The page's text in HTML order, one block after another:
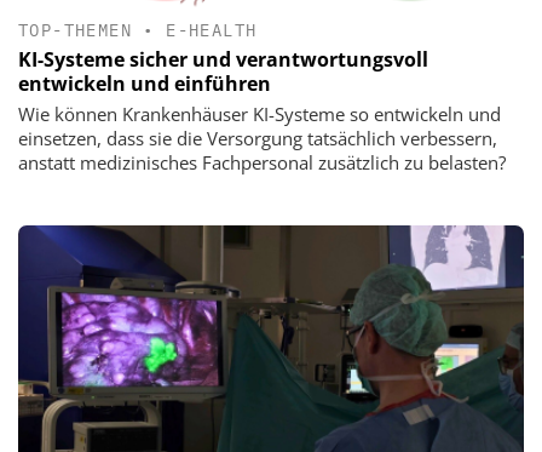
TOP-THEMEN • E-HEALTH
KI-Systeme sicher und verantwortungsvoll
entwickeln und einführen
Wie können Krankenhäuser KI-Systeme so entwickeln und
einsetzen, dass sie die Versorgung tatsächlich verbessern,
anstatt medizinisches Fachpersonal zusätzlich zu belasten?